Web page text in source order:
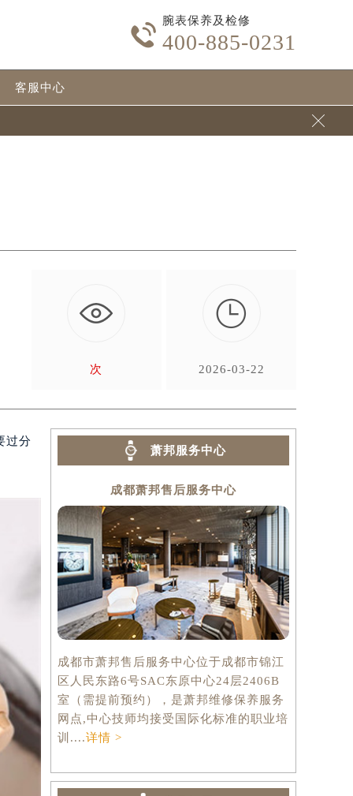

腕表保养及检修
400-885-0231
客服中心

次

2026-03-22
过分
萧邦服务中心
成都萧邦售后服务中心
成都市萧邦售后服务中心位于成都市锦江
区人民东路6号SAC东原中心24层2406B
室（需提前预约），是萧邦维修保养服务
网点,中心技师均接受国际化标准的职业培
训....详情 >